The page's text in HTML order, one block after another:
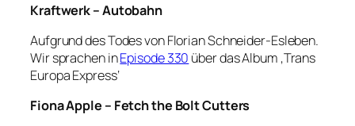
Kraftwerk – Autobahn
Aufgrund des Todes von Florian Schneider-Esleben.
Wir sprachen inEpisode 330 über das Album ‚Trans
Europa Express‘
Fiona Apple – Fetch the Bolt Cutters